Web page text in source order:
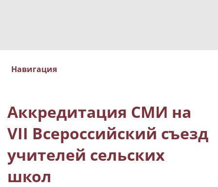
Навигация
Аккредитация СМИ на
VII Всероссийский съезд
учителей сельских
школ